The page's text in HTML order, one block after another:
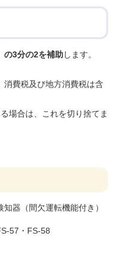
の3分の2を補助します。
費税及び地方消費税は含
場合は、これを切り捨てま
器（間欠運転機能付き）
57・FS-58